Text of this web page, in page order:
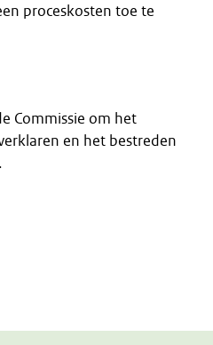
proceskosten toe te
Commissie om het
en het bestreden